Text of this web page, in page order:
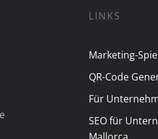
LINKS
Marketing-
QR-Code
Für
SEO für